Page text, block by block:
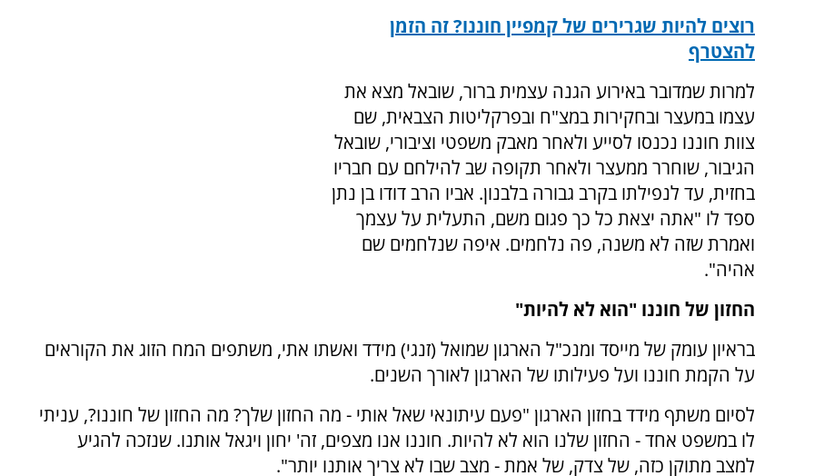
רוצים להיות שגרירים של קמפיין חוננו? זה הזמן
להצטרף
למרות שמדובר באירוע הגנה עצמית ברור, שובאל מצא את
עצמו במעצר ובחקירות במצ"ח ובפרקליטות הצבאית, שם
צוות חוננו נכנסו לסייע ולאחר מאבק משפטי וציבורי, שובאל
הגיבור, שוחרר ממעצר ולאחר תקופה שב להילחם עם חבריו
בחזית, עד לנפילתו בקרב גבורה בלבנון. אביו הרב דודו בן נתן
ספד לו "אתה יצאת כל כך פגום משם, התעלית על עצמך
ואמרת שזה לא משנה, פה נלחמים. איפה שנלחמים שם
אהיה".
החזון של חוננו "הוא לא להיות"
בראיון עומק של מייסד ומנכ"ל הארגון שמואל (זנגי) מידד ואשתו אתי, משתפים המח הזוג את הקוראים
על הקמת חוננו ועל פעילותו של הארגון לאורך השנים.
לסיום משתף מידד בחזון הארגון "פעם עיתונאי שאל אותי - מה החזון שלך? מה החזון של חוננו?, עניתי
לו במשפט אחד - החזון שלנו הוא לא להיות. חוננו אנו מצפים, זה' יחון ויגאל אותנו. שנזכה להגיע
למצב מתוקן כזה, של צדק, של אמת - מצב שבו לא צריך אותנו יותר".